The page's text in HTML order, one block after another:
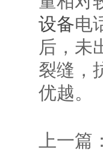
设备电
后，未
裂缝，
优越。
上一篇